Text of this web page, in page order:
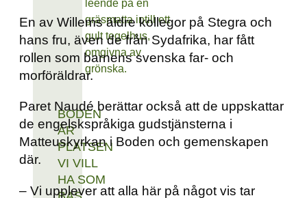
BODEN
ÄR
PLATSEN
VI VILL
HA SOM
En av Willems äldre kollegor på Stegra och
hans fru, även de från Sydafrika, har fått
rollen som barnens svenska far- och
morföräldrar.
Paret Naudé berättar också att de uppskattar
de engelskspråkiga gudstjänsterna i
Matteuskyrkan i Boden och gemenskapen
där.
– Vi upplever att alla här på något vis tar